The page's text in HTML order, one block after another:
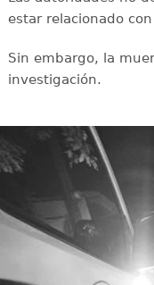
estar relacionado
Sin embargo, la
investigación.